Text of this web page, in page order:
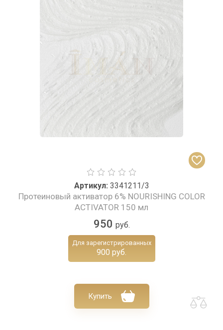
Артикул: 3341211/3
Протеиновый активатор 6% NOURISHING COLOR
ACTIVATOR 150 мл
950 руб.
Для зарегистрированных
900 руб.
Купить